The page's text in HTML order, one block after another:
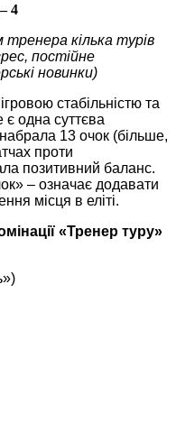
4
кілька турів
постійне
новинки)
стабільністю та
є одна суттєва
13 очок (більше,
проти
позитивний баланс.
– означає додавати
місця в еліті.
«Тренер туру»